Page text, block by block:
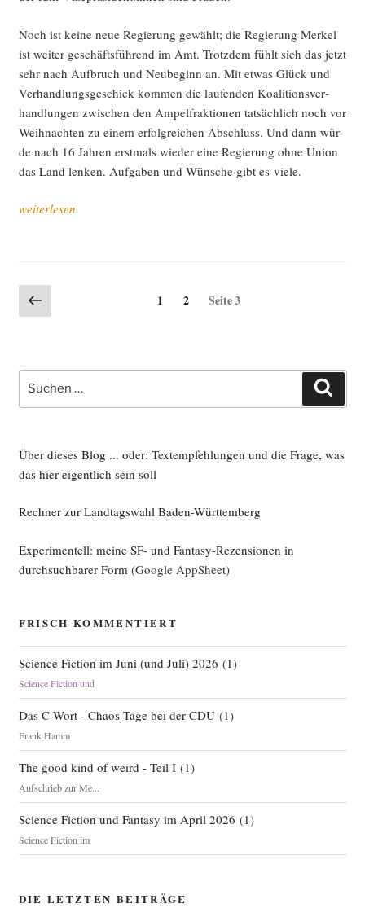
Noch ist kei­ne neue Regie­rung gewählt; die Regie­rung Mer­kel
ist wei­ter geschäfts­füh­rend im Amt. Trotz­dem fühlt sich das jetzt
sehr nach Auf­bruch und Neu­be­ginn an. Mit etwas Glück und
Ver­hand­lungs­ge­schick kom­men die lau­fen­den Koali­ti­ons­ver­
hand­lun­gen zwi­schen den Ampel­frak­tio­nen tat­säch­lich noch vor
Weih­nach­ten zu einem erfolg­rei­chen Abschluss. Und dann wür­
de nach 16 Jah­ren erst­mals wie­der eine Regie­rung ohne Uni­on
das Land len­ken. Auf­ga­ben und Wün­sche gibt es viele.
„Etwas
das
Ende
kel“
weiterlesen
Seitennummerierung
der
Vorherige
Seite
Seite
1 Seite
2 Seite3
Suche
nach:
Über dieses Blog ... oder: Textempfehlungen und die Frage, was
das hier eigentlich sein soll
Rechner zur Landtagswahl Baden-Württemberg
Experimentell: meine SF- und Fantasy-Rezensionen in
durchsuchbarer Form (Google AppSheet)
FRISCH KOMMENTIERT
Science Fiction im Juni (und Juli) 2026 (1)
Science Fiction und
Das C-Wort - Chaos-Tage bei der CDU(1)
Frank Hamm
The good kind of weird - Teil I(1)
Aufschrieb zur Me...
Science Fiction und Fantasy im April 2026 (1)
Science Fiction im
DIE LETZTEN BEITRÄGE